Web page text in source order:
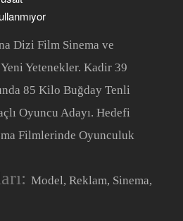
Dizi Film Sinema ve
Yetenekler. Kadir 39
85 Kilo Buğday Tenli
Oyuncu Adayı. Hedefi
Filmlerinde Oyunculuk
Model, Reklam, Sinema,